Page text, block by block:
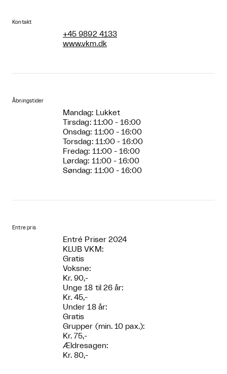
Kontakt
+45 9892 4133
www.vkm.dk
Åbningstider
Mandag: Lukket
Tirsdag: 11:00 - 16:00
Onsdag: 11:00 - 16:00
Torsdag: 11:00 - 16:00
Fredag: 11:00 - 16:00
Lørdag: 11:00 - 16:00
Søndag: 11:00 - 16:00
Entre pris
Entré Priser 2024
KLUB VKM:
Gratis
Voksne:
Kr. 90,-
Unge 18 til 26 år:
Kr. 45,-
Under 18 år:
Gratis
Grupper (min. 10 pax.):
Kr. 75,-
Ældresagen:
Kr. 80,-